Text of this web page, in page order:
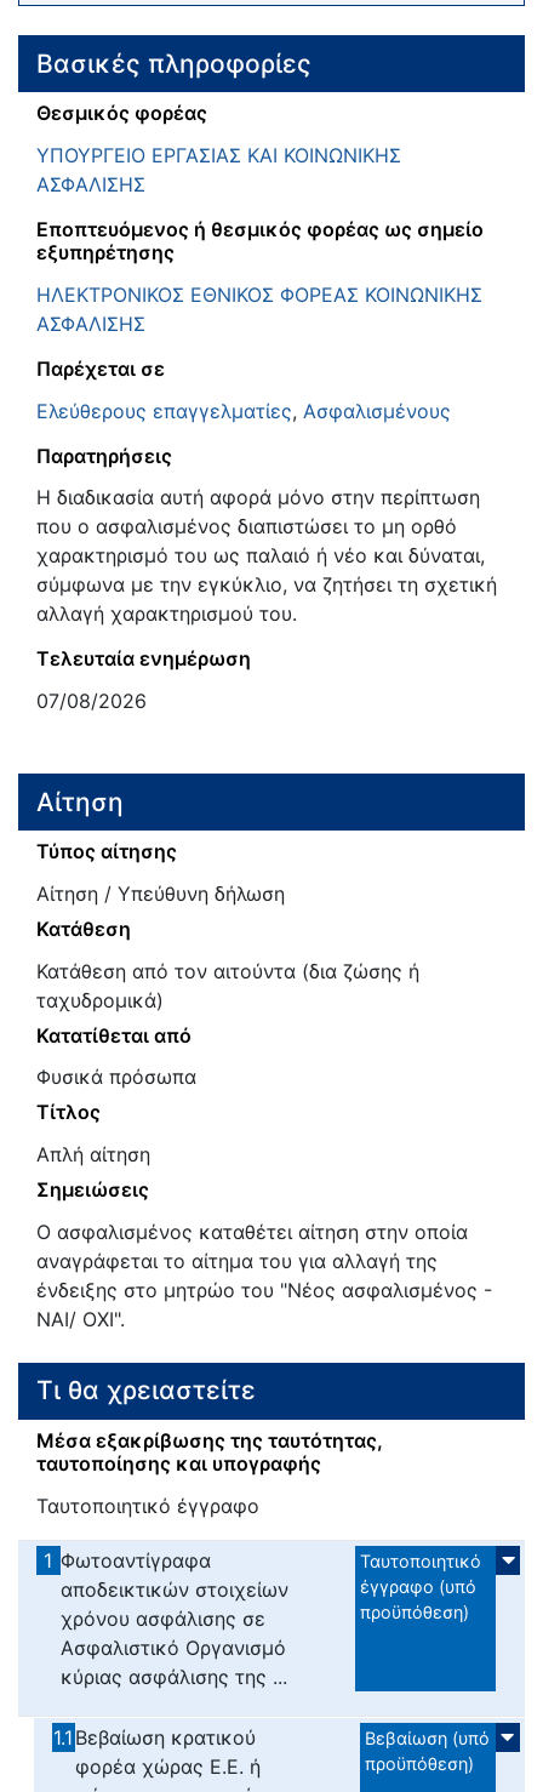
Βασικές πληροφορίες
Θεσμικός φορέας
ΥΠΟΥΡΓΕΙΟ ΕΡΓΑΣΙΑΣ ΚΑΙ ΚΟΙΝΩΝΙΚΗΣ
ΑΣΦΑΛΙΣΗΣ
Εποπτευόμενος ή θεσμικός φορέας ως σημείο
εξυπηρέτησης
ΗΛΕΚΤΡΟΝΙΚΟΣ ΕΘΝΙΚΟΣ ΦΟΡΕΑΣ ΚΟΙΝΩΝΙΚΗΣ
ΑΣΦΑΛΙΣΗΣ
Παρέχεται σε
Ελεύθερους επαγγελματίες, Ασφαλισμένους
Παρατηρήσεις
Η διαδικασία αυτή αφορά μόνο στην περίπτωση
που ο ασφαλισμένος διαπιστώσει το μη ορθό
χαρακτηρισμό του ως παλαιό ή νέο και δύναται,
σύμφωνα με την εγκύκλιο, να ζητήσει τη σχετική
αλλαγή χαρακτηρισμού του.
Τελευταία ενημέρωση
07/08/2026
Αίτηση
Τύπος αίτησης
Αίτηση / Υπεύθυνη δήλωση
Κατάθεση
Κατάθεση από τον αιτούντα (δια ζώσης ή
ταχυδρομικά)
Κατατίθεται από
Φυσικά πρόσωπα
Τίτλος
Απλή αίτηση
Σημειώσεις
Ο ασφαλισμένος καταθέτει αίτηση στην οποία
αναγράφεται το αίτημα του για αλλαγή της
ένδειξης στο μητρώο του "Νέος ασφαλισμένος -
ΝΑΙ/ ΟΧΙ".
Τι θα χρειαστείτε
Μέσα εξακρίβωσης της ταυτότητας,
ταυτοποίησης και υπογραφής
Ταυτοποιητικό έγγραφο
1 Φωτοαντίγραφα
αποδεικτικών στοιχείων
χρόνου ασφάλισης σε
Ασφαλιστικό Οργανισμό
κύριας ασφάλισης της ...
Ταυτοποιητικό
έγγραφο (υπό
προϋπόθεση)
1.1 Βεβαίωση κρατικού
φορέα χώρας Ε.Ε. ή
Βεβαίωση (υπό
προϋπόθεση)